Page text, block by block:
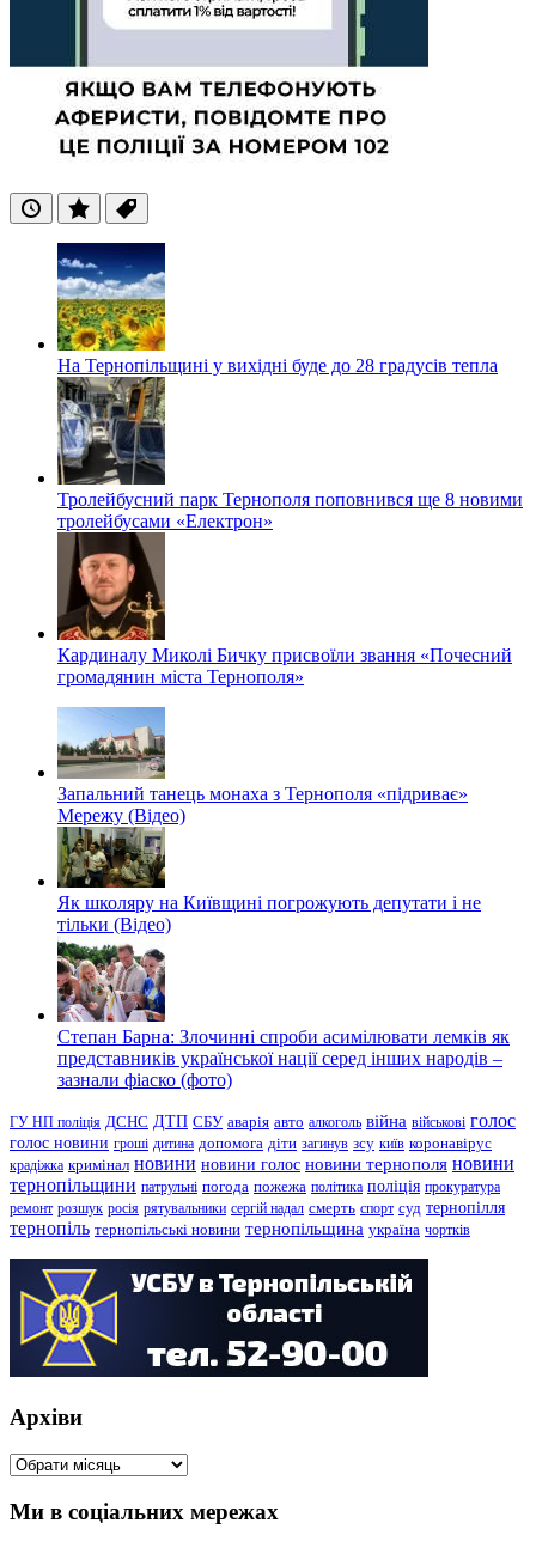
ОстанніПопулярні
Теги
На Тернопільщині у вихідні буде до 28 градусів тепла
Тролейбусний парк Тернополя поповнився ще 8 новими
тролейбусами «Електрон»
Кардиналу Миколі Бичку присвоїли звання «Почесний
громадянин міста Тернополя»
Запальний танець монаха з Тернополя «підриває»
Мережу (Відео)
Як школяру на Київщині погрожують депутати і не
тільки (Відео)
Степан Барна: Злочинні спроби асимілювати лемків як
представників української нації серед інших народів –
зазнали фіаско (фото)
ГУ НП поліція ДСНС ДТП СБУ аварія авто алкоголь війна військові голос
голос новини гроші дитина допомога діти загинув зсу київ коронавірус
крадіжка кримінал новини новини голос новини тернополя новини
тернопільщини патрульні погода пожежа політика поліція прокуратура
ремонт розшук росія рятувальники сергій надал смерть спорт суд тернопілля
тернопіль тернопільські новини тернопільщина україна чортків
Архіви
Архіви
Ми в соціальних мережах